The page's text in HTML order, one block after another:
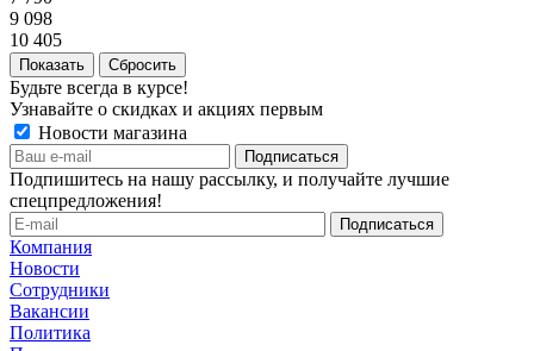
9 098
10 405
Сбросить
Будьте всегда в курсе!
Узнавайте о скидках и акциях первым
Новости магазина
Подпишитесь на нашу рассылку, и получайте лучшие
спецпредложения!
Компания
Новости
Сотрудники
Вакансии
Политика